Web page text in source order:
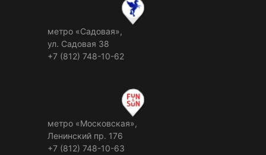
метро «Садовая»,
ул. Садовая 38
+7 (812) 748-10-62
метро «Московская»,
Ленинский пр. 176
+7 (812) 748-10-63